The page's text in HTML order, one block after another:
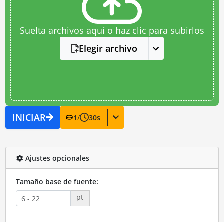
Suelta archivos aquí o haz clic para subirlos
Elegir archivo
INICIAR 1/ 30s
Ajustes opcionales
Tamaño base de fuente:
pt